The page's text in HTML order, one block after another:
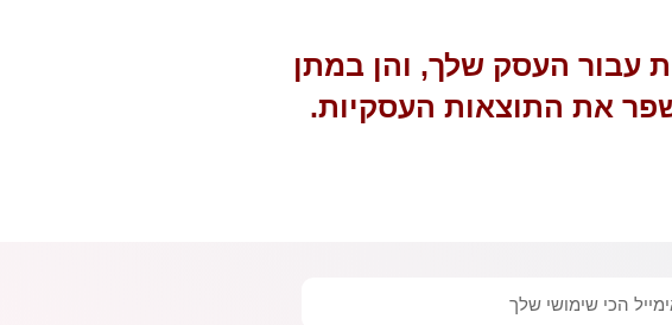
עבור העסק שלך, והן במתן
את התוצאות העסקיות.